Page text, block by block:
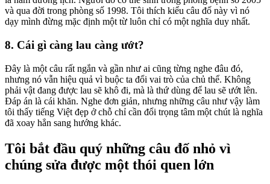
và qua đời trong phòng số 1998. Tôi thích kiểu câu đố này vì nó
dạy mình đừng mặc định một từ luôn chỉ có một nghĩa duy nhất.
8. Cái gì càng lau càng ướt?
Đây là một câu rất ngắn và gần như ai cũng từng nghe đâu đó,
nhưng nó vẫn hiệu quả vì buộc ta đổi vai trò của chủ thể. Không
phải vật đang được lau sẽ khô đi, mà là thứ dùng để lau sẽ ướt lên.
Đáp án là cái khăn. Nghe đơn giản, nhưng những câu như vậy làm
tôi thấy tiếng Việt đẹp ở chỗ chỉ cần đổi trọng tâm một chút là nghĩa
đã xoay hẳn sang hướng khác.
Tôi bắt đầu quý những câu đố nhỏ vì
chúng sửa được một thói quen lớn